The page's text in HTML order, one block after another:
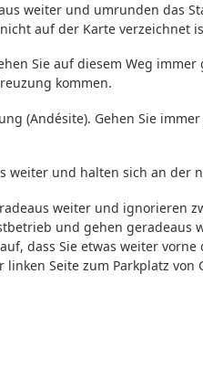
weiter und umrunden das
auf der Karte verzeichnet
Sie auf diesem Weg
kommen.
(Andésite). Gehen Sie
weiter und halten sich an der
weiter und ignorieren
und gehen geradeaus
dass Sie etwas weiter
Seite zum Parkplatz von